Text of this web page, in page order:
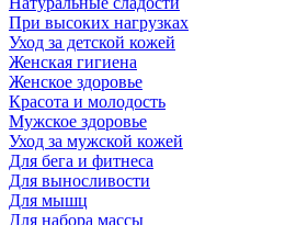
При высоких нагрузках
Уход за детской кожей
Женская гигиена
Женское здоровье
Красота и молодость
Мужское здоровье
Уход за мужской кожей
Для бега и фитнеса
Для выносливости
Для мышц
Для набора массы